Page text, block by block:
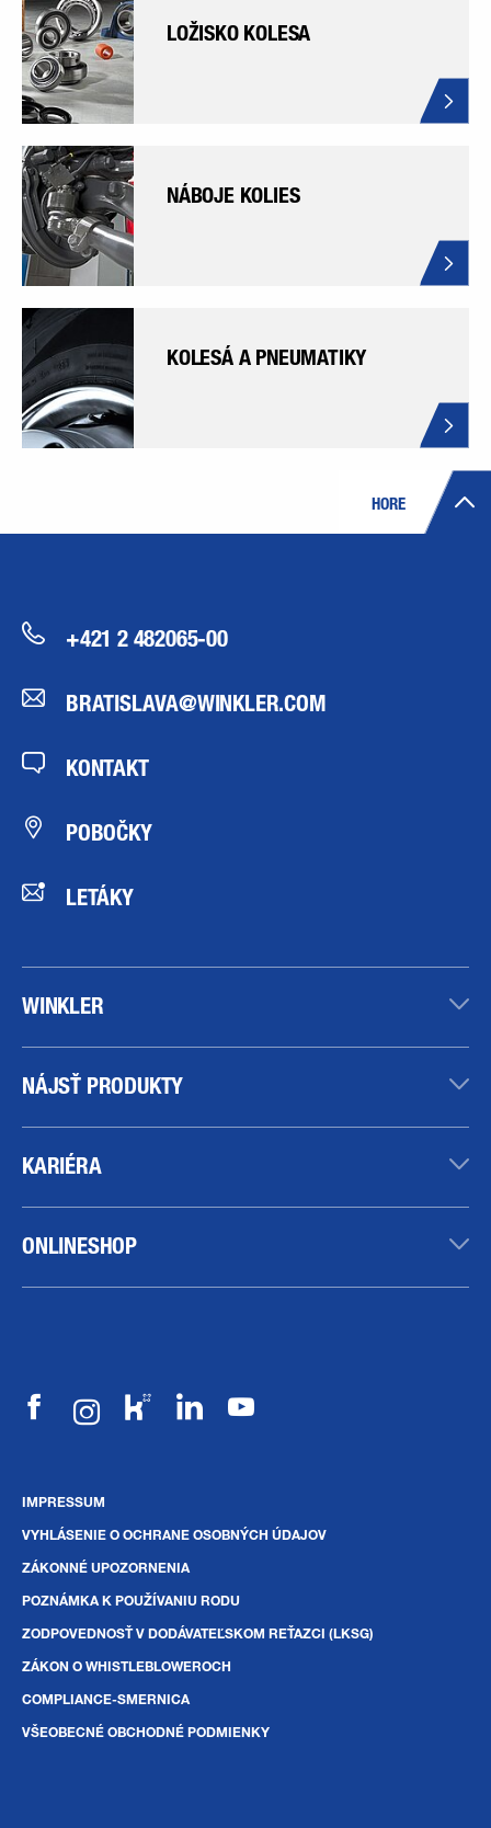
LOŽISKO KOLESA
NÁBOJE KOLIES
KOLESÁ A PNEUMATIKY
HORE
+421 2 482065-00
BRATISLAVA@WINKLER.COM
KONTAKT
POBOČKY
LETÁKY
WINKLER
NÁJSŤ PRODUKTY
KARIÉRA
ONLINESHOP
IMPRESSUM
VYHLÁSENIE O OCHRANE OSOBNÝCH ÚDAJOV
ZÁKONNÉ UPOZORNENIA
POZNÁMKA K POUŽÍVANIU RODU
ZODPOVEDNOSŤ V DODÁVATEĽSKOM REŤAZCI (LKSG)
ZÁKON O WHISTLEBLOWEROCH
COMPLIANCE-SMERNICA
VŠEOBECNÉ OBCHODNÉ PODMIENKY